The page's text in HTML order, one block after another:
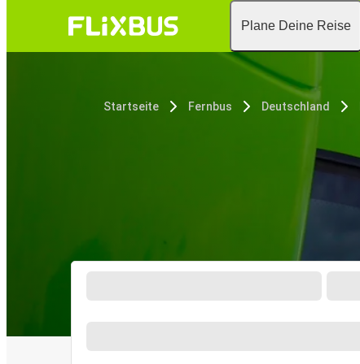
Plane Deine Reise
Startseite Fernbus Deutschland